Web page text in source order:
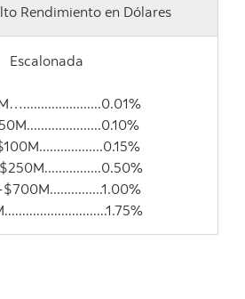
Rendimiento en Dólares
Escalonada